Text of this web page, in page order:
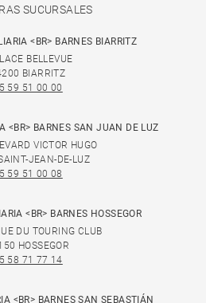
SUCURSALES
<BR> BARNES BIARRITZ
BELLEVUE
BIARRITZ
59 51 00 00
<BR> BARNES SAN JUAN DE LUZ
VICTOR HUGO
JEAN-DE-LUZ
59 51 00 08
<BR> BARNES HOSSEGOR
DU TOURING CLUB
HOSSEGOR
58 71 77 14
<BR> BARNES SAN SEBASTIÁN